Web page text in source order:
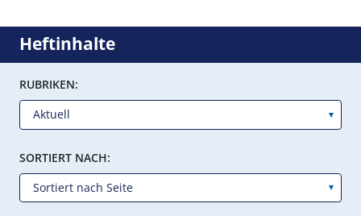
Heftinhalte
RUBRIKEN:
SORTIERT NACH: